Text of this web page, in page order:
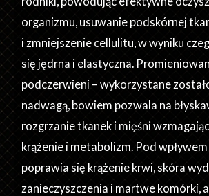
organizmu, usuwanie podskórnej
i zmniejszenie cellulitu, w wyniku
się jędrna i elastyczna.
podczerwieni – wykorzystane
nadwagą, bowiem pozwala na
rozgrzanie tkanek i mięśni
krążenie i metabolizm. Pod wpływem
poprawia się krążenie krwi, skóra
zanieczyszczenia i martwe komórki,